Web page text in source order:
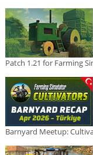
Patch 1.21 for Farming
Barnyard Meetup: